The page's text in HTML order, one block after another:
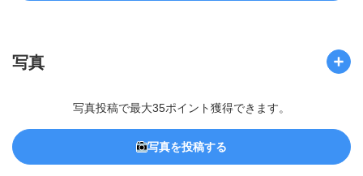
写真
写真投稿で最大35ポイント獲得できます。
写真を投稿する